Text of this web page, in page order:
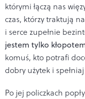
którymi łączą nas
czas, którzy traktują
i serce zupełnie
jestem tylko
komuś, kto potrafi
dobry użytek i
Po jej policzkach